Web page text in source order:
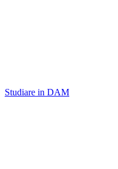
Studiare in DAM